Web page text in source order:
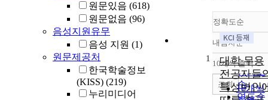
원문있음 (618)
원문없음 (96)
음성지원유무
음성 지원 (1)
원문제공처
한국학술정보
(KISS) (219)
누리미디어
정확도순
정확도
순
인기도
순
연도순
내림차순
내림차
10개씩 출력
10개씩
조회
1
대학 무용
전공자들
특성변인